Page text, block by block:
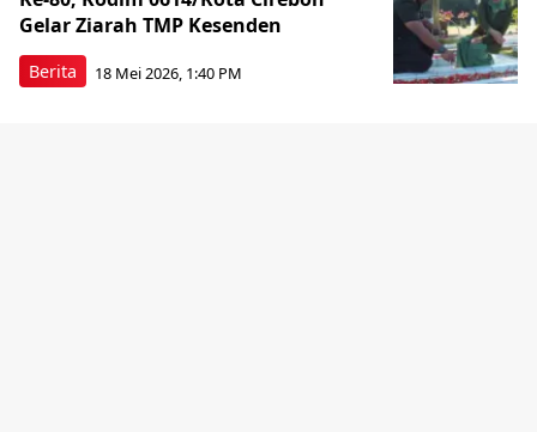
Berita
Gelar Ziarah TMP Kesenden
18 Mei 2026, 1:40 PM